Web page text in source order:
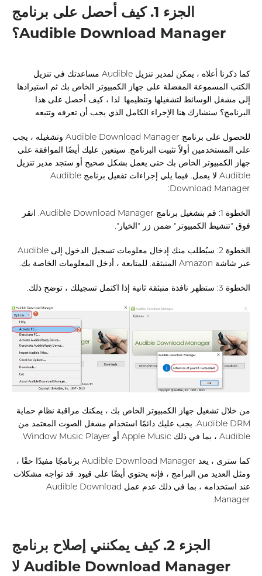
الجزء 1. كيف أحصل على برنامج
Audible Download Manager؟
كما ذكرنا أعلاه ، يمكن لمدير تنزيل Audible مساعدتك في تنزيل
الكتب المسموعة المفضلة على جهاز الكمبيوتر الخاص بك ثم استيرادها
إلى مشغل الوسائط لتشغيلها وتنظيمها. لذا ، كيف أحصل على هذا
البرنامج؟ سنشارك هنا الإجراء الكامل الذي يجب أن تعرفه وتتبعه
للحصول على برنامج Audible Download Manager وتشغيله ، يجب
على المستخدمين أولاً تثبيت البرنامج. سيتعين عليك أيضًا الموافقة على
جهاز الكمبيوتر الخاص بك حتى يعمل بشكل صحيح أو ستجد مدير تنزيل
Audible لا يعمل. فيما يلي إجراءات تفعيل برنامج Audible
Download Manager:
الخطوة 1: قم بتشغيل برنامج Audible Download Manager. انقر
فوق "تنشيط الكمبيوتر" ضمن زر "الخيار".
الخطوة 2: سيُطلب منك إدخال معلومات تسجيل الدخول إلى Audible
عبر شاشة Amazon المنبثقة. للمتابعة ، أدخل المعلومات الخاصة بك.
الخطوة 3: ستظهر نافذة منبثقة ثانية إذا اكتمل تسجيلك ، توضح ذلك.
من خلال تشغيل جهاز الكمبيوتر الخاص بك ، يمكنك مراقبة نظام حماية
Audible DRM. يجب عليك دائمًا استخدام مشغل الصوت المعتمد من
Audible ، بما في ذلك Apple Music أو Window Music Player.
كما سترى ، يعد Audible Download Manager برنامجًا مفيدًا حقًا ،
ومثل العديد من البرامج ، فإنه يحتوي أيضًا على قيود. قد تواجه مشكلات
عند استخدامه ، بما في ذلك عدم عمل Audible Download
Manager.
الجزء 2. كيف يمكنني إصلاح برنامج
Audible Download Manager لا